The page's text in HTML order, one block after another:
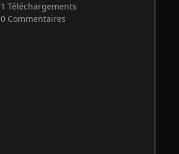
1 Téléchargements
0 Commentaires